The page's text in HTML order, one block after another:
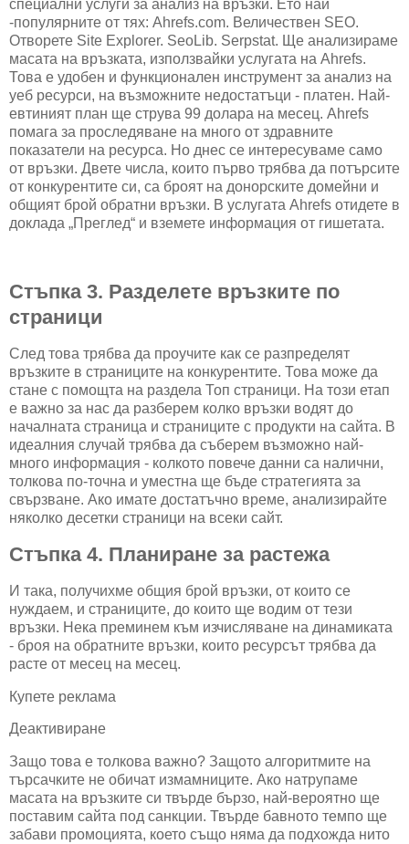
специални услуги за анализ на връзки. Ето най
-популярните от тях: Ahrefs.com. Величествен SEO.
Отворете Site Explorer. SeoLib. Serpstat. Ще анализираме
масата на връзката, използвайки услугата на Ahrefs.
Това е удобен и функционален инструмент за анализ на
уеб ресурси, на възможните недостатъци - платен. Най-
евтиният план ще струва 99 долара на месец. Ahrefs
помага за проследяване на много от здравните
показатели на ресурса. Но днес се интересуваме само
от връзки. Двете числа, които първо трябва да потърсите
от конкурентите си, са броят на донорските домейни и
общият брой обратни връзки. В услугата Ahrefs отидете в
доклада „Преглед“ и вземете информация от гишетата.
Стъпка 3. Разделете връзките по
страници
След това трябва да проучите как се разпределят
връзките в страниците на конкурентите. Това може да
стане с помощта на раздела Топ страници. На този етап
е важно за нас да разберем колко връзки водят до
началната страница и страниците с продукти на сайта. В
идеалния случай трябва да съберем възможно най-
много информация - колкото повече данни са налични,
толкова по-точна и уместна ще бъде стратегията за
свързване. Ако имате достатъчно време, анализирайте
няколко десетки страници на всеки сайт.
Стъпка 4. Планиране за растежа
И така, получихме общия брой връзки, от които се
нуждаем, и страниците, до които ще водим от тези
връзки. Нека преминем към изчисляване на динамиката
- броя на обратните връзки, които ресурсът трябва да
расте от месец на месец.
Купете реклама
Деактивиране
Защо това е толкова важно? Защото алгоритмите на
търсачките не обичат измамниците. Ако натрупаме
масата на връзките си твърде бързо, най-вероятно ще
поставим сайта под санкции. Твърде бавното темпо ще
забави промоцията, което също няма да подхожда нито